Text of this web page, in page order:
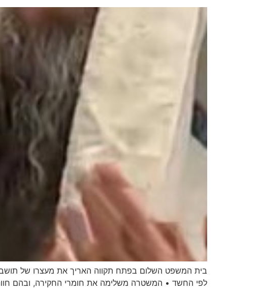
בית המשפט השלום בפתח תקווה האריך את מעצרו של תושב
לפי החשד • המשטרה משלימה את חומרי החקירה, ובהם